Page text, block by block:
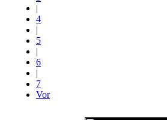
|
4
|
5
|
6
|
7
Vor